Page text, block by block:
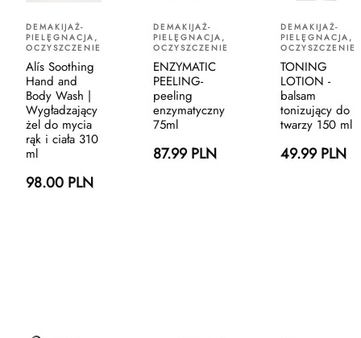
DEMAKIJAŻ-
PIELĘGNACJA,
OCZYSZCZENIE
Alís Soothing
Hand and
Body Wash |
Wygładzający
żel do mycia
rąk i ciała 310
ml
98.00 PLN
DEMAKIJAŻ-
PIELĘGNACJA,
OCZYSZCZENIE
ENZYMATIC
PEELING-
peeling
enzymatyczny
75ml
87.99 PLN
DEMAKIJAŻ-
PIELĘGNACJA,
OCZYSZCZENIE
TONING
LOTION -
balsam
tonizujący do
twarzy 150 ml
49.99 PLN